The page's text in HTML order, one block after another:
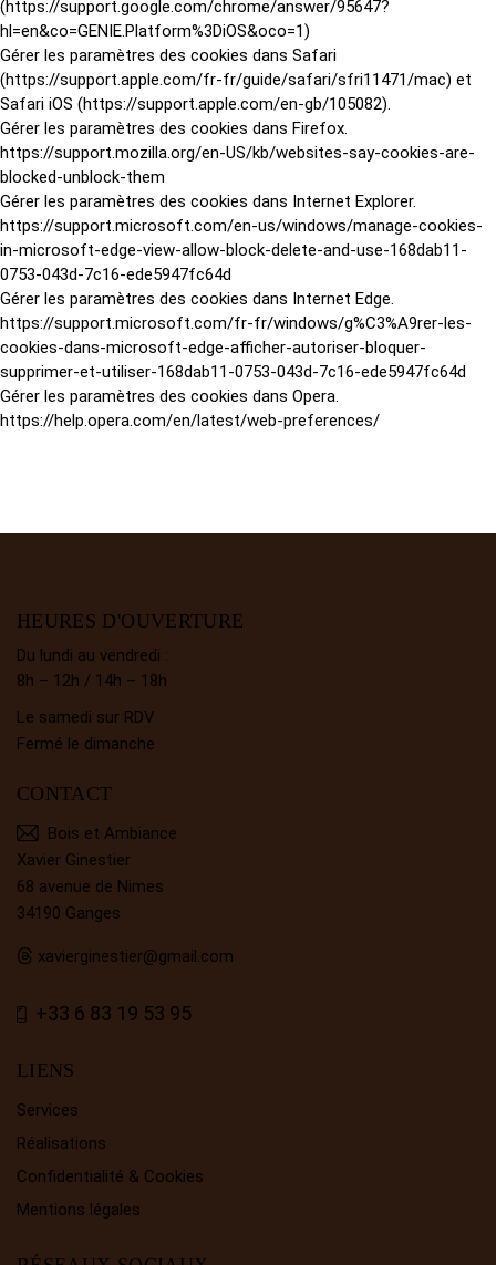
(https://support.google.com/chrome/answer/95647?
hl=en&co=GENIE.Platform%3DiOS&oco=1)
Gérer les paramètres des cookies dans Safari
(https://support.apple.com/fr-fr/guide/safari/sfri11471/mac) et
Safari iOS (https://support.apple.com/en-gb/105082).
Gérer les paramètres des cookies dans Firefox.
https://support.mozilla.org/en-US/kb/websites-say-cookies-are-
blocked-unblock-them
Gérer les paramètres des cookies dans Internet Explorer.
https://support.microsoft.com/en-us/windows/manage-cookies-
in-microsoft-edge-view-allow-block-delete-and-use-168dab11-
0753-043d-7c16-ede5947fc64d
Gérer les paramètres des cookies dans Internet Edge.
https://support.microsoft.com/fr-fr/windows/g%C3%A9rer-les-
cookies-dans-microsoft-edge-afficher-autoriser-bloquer-
supprimer-et-utiliser-168dab11-0753-043d-7c16-ede5947fc64d
Gérer les paramètres des cookies dans Opera.
https://help.opera.com/en/latest/web-preferences/
HEURES D'OUVERTURE
Du lundi au vendredi :
8h – 12h / 14h – 18h
Le samedi sur RDV
Fermé le dimanche
CONTACT
Bois et Ambiance
Xavier Ginestier
68 avenue de Nimes
34190 Ganges
xavierginestier@gmail.com
+33 6 83 19 53 95
LIENS
Services
Réalisations
Confidentialité & Cookies
Mentions légales